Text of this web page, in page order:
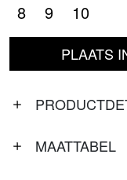
8 9 10
PLAATS
MAATTABEL